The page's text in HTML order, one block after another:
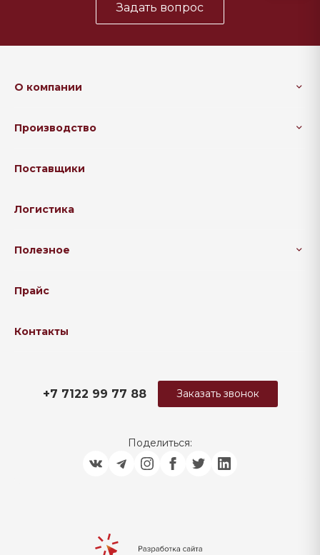
Задать вопрос
О компании
Производство
Поставщики
Логистика
Полезное
Прайс
Контакты
+7 7122 99 77 88 Заказать звонок
Поделиться: